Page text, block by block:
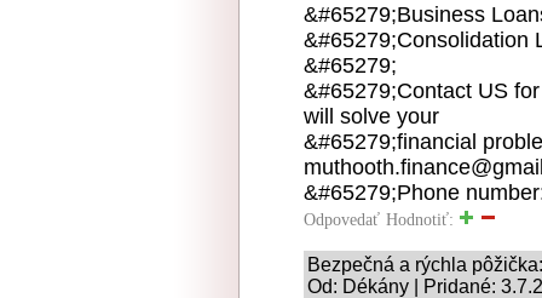
&#65279;Business
&#65279;Consolidation
&#65279;
&#65279;Contact US
will solve your
&#65279;financial
&#65279;Phone
Odpovedať Hodnotiť:
Bezpečná a rýchla
Od: Dékány | Pridané: